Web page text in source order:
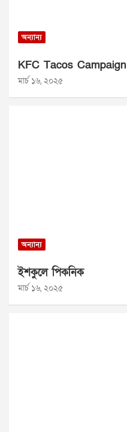
অন্যান্য
KFC Tacos Campaign
মার্চ ১৬, ২০২৫
অন্যান্য
ইশকুলে পিকনিক
মার্চ ১৬, ২০২৫